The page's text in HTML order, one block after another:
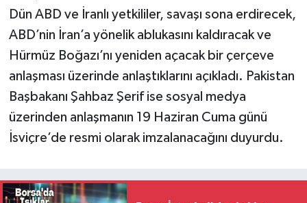
Dün ABD ve İranlı yetkililer, savaşı sona erdirecek,
ABD’nin İran’a yönelik ablukasını kaldıracak ve
Hürmüz Boğazı’nı yeniden açacak bir çerçeve
anlaşması üzerinde anlaştıklarını açıkladı. Pakistan
Başbakanı Şahbaz Şerif ise sosyal medya
üzerinden anlaşmanın 19 Haziran Cuma günü
İsviçre’de resmi olarak imzalanacağını duyurdu.